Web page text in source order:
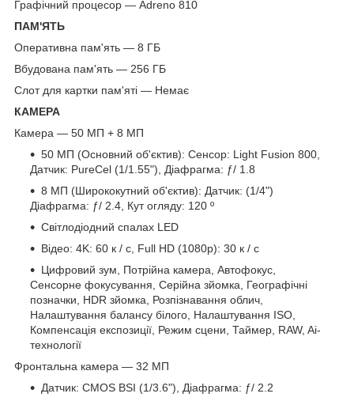
Графічний процесор — Adreno 810
ПАМ'ЯТЬ
Оперативна пам'ять — 8 ГБ
Вбудована пам'ять — 256 ГБ
Слот для картки пам'яті — Немає
КАМЕРА
Камера — 50 МП + 8 МП
50 МП (Основний об'єктив): Сенcор: Light Fusion 800,
Датчик: PureCel (1/1.55"), Діафрагма: ƒ/ 1.8
8 МП (Ширококутний об'єктив): Датчик: (1/4")
Діафрагма: ƒ/ 2.4, Кут огляду: 120 º
Світлодіодний спалах LED
Відео: 4K: 60 к / с, Full HD (1080p): 30 к / с
Цифровий зум, Потрійна камера, Автофокус,
Сенсорне фокусування, Серійна зйомка, Географічні
позначки, HDR зйомка, Розпізнавання облич,
Налаштування балансу білого, Налаштування ISO,
Компенсація експозиції, Режим сцени, Таймер, RAW, Ai-
технології
Фронтальна камера — 32 МП
Датчик: CMOS BSI (1/3.6"), Діафрагма: ƒ/ 2.2